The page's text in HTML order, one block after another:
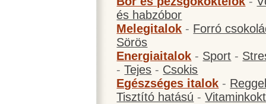
és habzóbor
Melegitalok - Forró
Sörös
Energiaitalok - Sport -
-Tejes - Csokis
Egészséges italok -
Tisztító hatású -